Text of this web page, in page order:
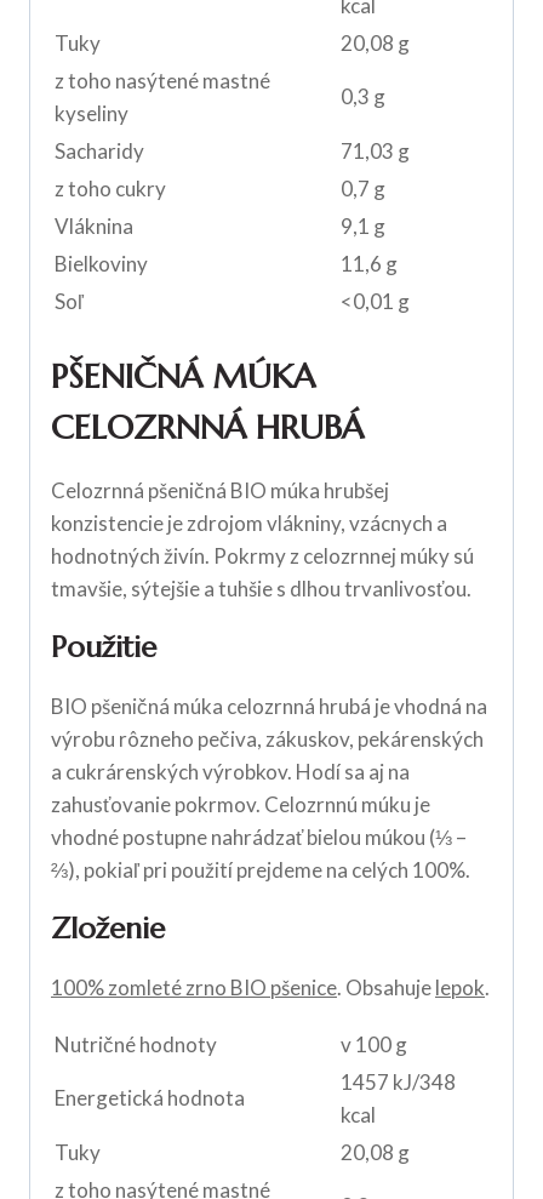
kcal
Tuky
20,08 g
z toho nasýtené mastné
kyseliny
0,3 g
Sacharidy
71,03 g
z toho cukry
0,7 g
Vláknina
9,1 g
Bielkoviny
11,6 g
Soľ
<0,01 g
PŠENIČNÁ MÚKA
CELOZRNNÁ HRUBÁ
Celozrnná pšeničná BIO múka hrubšej
konzistencie je zdrojom vlákniny, vzácnych a
hodnotných živín. Pokrmy z celozrnnej múky sú
tmavšie, sýtejšie a tuhšie s dlhou trvanlivosťou.
Použitie
BIO pšeničná múka celozrnná hrubá je vhodná na
výrobu rôzneho pečiva, zákuskov, pekárenských
a cukrárenských výrobkov. Hodí sa aj na
zahusťovanie pokrmov. Celozrnnú múku je
vhodné postupne nahrádzať bielou múkou (⅓ –
⅔), pokiaľ pri použití prejdeme na celých 100%.
Zloženie
100% zomleté zrno BIO pšenice. Obsahujelepok.
Nutričné hodnoty v 100 g
Energetická hodnota
1457 kJ/348
kcal
Tuky
20,08 g
z toho nasýtené mastné